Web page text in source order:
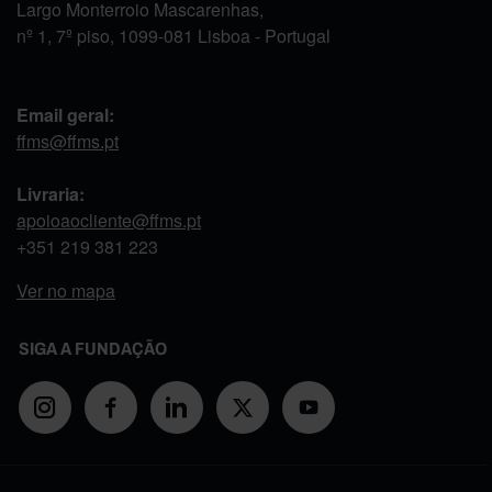
Largo Monterroio Mascarenhas,
nº 1, 7º piso, 1099-081 Lisboa - Portugal
Email geral:
ffms@ffms.pt
Livraria:
apoioaocliente@ffms.pt
+351 219 381 223
Ver no mapa
SIGA A FUNDAÇÃO